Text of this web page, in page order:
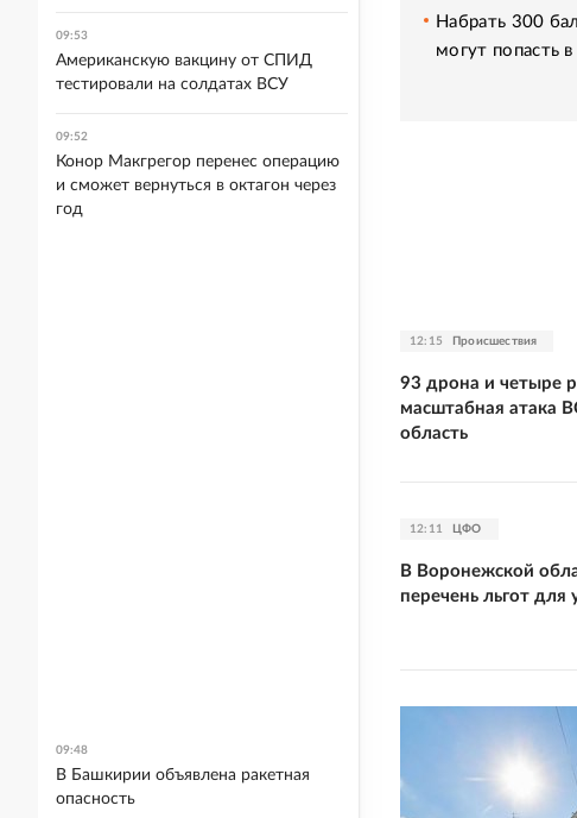
Набрать 300
могут попасть в
12:15 Происшествия
93 дрона и четыре
масштабная атака
область
12:11 ЦФО
В Воронежской
перечень льгот
09:53
Американскую вакцину от СПИД
тестировали на солдатах ВСУ
09:52
Конор Макгрегор перенес операцию
и сможет вернуться в октагон через
год
09:48
В Башкирии объявлена ракетная
опасность